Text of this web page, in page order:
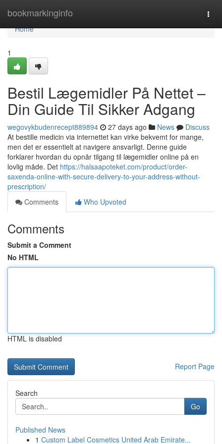
bookmarkinginfo
Home
Home
1
Bestil Lægemidler På Nettet –
Din Guide Til Sikker Adgang
wegovykbudenrecept889894 27 days ago News
Discuss
At bestille medicin via internettet kan virke bekvemt for mange,
men det er essentielt at navigere ansvarligt. Denne guide
forklarer hvordan du opnår tilgang til lægemidler online på en
lovlig måde. Det https://halsaapoteket.com/product/order-
saxenda-online-with-secure-delivery-to-your-address-without-
prescription/
Comments
Who Upvoted
Comments
Submit a Comment
No HTML
HTML is disabled
Report Page
Search
Go
Published News
1 Custom Label Cosmetics United Arab Emirate...